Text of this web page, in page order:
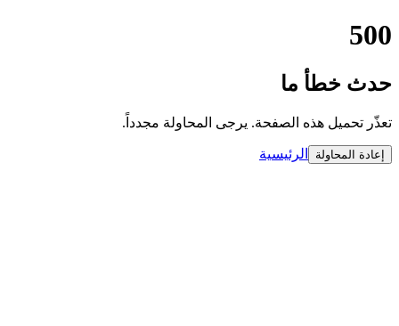
500
حدث خطأ ما
تعذّر تحميل هذه الصفحة. يرجى المحاولة مجدداً.
إعادة المحاولة الرئيسية